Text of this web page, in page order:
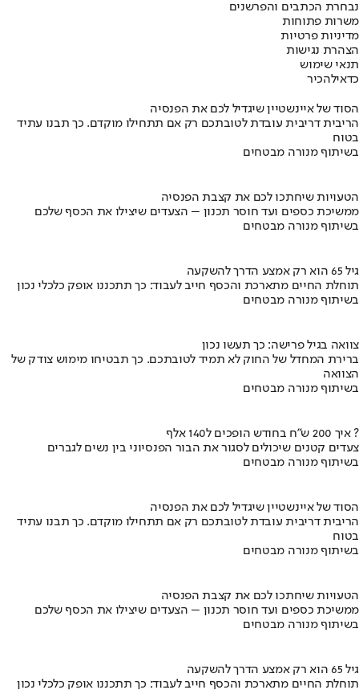
נבחרת הכתבים והפרשנים
משרות פתוחות
מדיניות פרטיות
הצהרת נגישות
תנאי שימוש
כדאילהכיר
הסוד של איינשטיין שיגדיל לכם את הפנסיה
הריבית דריבית עובדת לטובתכם רק אם תתחילו מוקדם. כך תבנו עתיד
בטוח
בשיתוף מנורה מבטחים
הטעויות שיחתכו לכם את קצבת הפנסיה
ממשיכת כספים ועד חוסר תכנון – הצעדים שיצילו את הכסף שלכם
בשיתוף מנורה מבטחים
גיל 65 הוא רק אמצע הדרך להשקעה
תוחלת החיים מתארכת והכסף חייב לעבוד: כך תתכננו אופק כלכלי נכון
בשיתוף מנורה מבטחים
צוואה בגיל פרישה: כך תעשו נכון
ברירת המחדל של החוק לא תמיד לטובתכם. כך תבטיחו מימוש צודק של
הצוואה
בשיתוף מנורה מבטחים
איך 200 ש"ח בחודש הופכים ל140 אלף ?
צעדים קטנים שיכולים לסגור את הבור הפנסיוני בין נשים לגברים
בשיתוף מנורה מבטחים
הסוד של איינשטיין שיגדיל לכם את הפנסיה
הריבית דריבית עובדת לטובתכם רק אם תתחילו מוקדם. כך תבנו עתיד
בטוח
בשיתוף מנורה מבטחים
הטעויות שיחתכו לכם את קצבת הפנסיה
ממשיכת כספים ועד חוסר תכנון – הצעדים שיצילו את הכסף שלכם
בשיתוף מנורה מבטחים
גיל 65 הוא רק אמצע הדרך להשקעה
תוחלת החיים מתארכת והכסף חייב לעבוד: כך תתכננו אופק כלכלי נכון